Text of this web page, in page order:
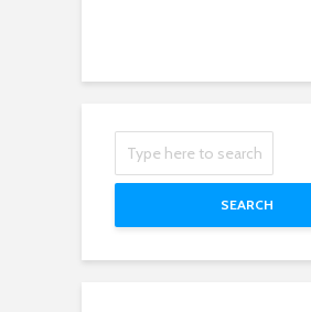
SEARCH